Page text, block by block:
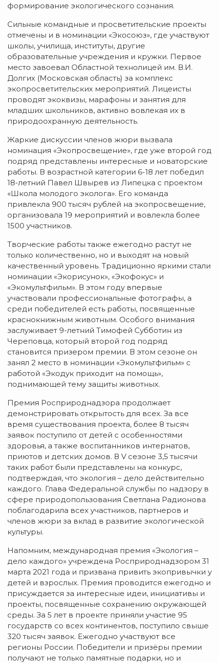
формирование экологического сознания.
Сильные командные и просветительские проекты
отмечены и в номинации «Экосоюз», где участвуют
школы, училища, институты, другие
образовательные учреждения и кружки. Первое
место завоевал Областной технолицей им. В.И.
Долгих (Московская область) за комплекс
экопросветительских мероприятий. Лицеисты
проводят экоквизы, марафоны и занятия для
младших школьников, активно вовлекая их в
природоохранную деятельность.
Жаркие дискуссии членов жюри вызвала
номинация «Экопросвещение», где уже второй год
подряд представлены интересные и новаторские
работы. В возрастной категории 6-18 лет победил
18-летний Павел Швырев из Липецка с проектом
«Школа молодого эколога». Его команда
привлекла 900 тысяч рублей на экопросвещение,
организовала 19 мероприятий и вовлекла более
1500 участников.
Творческие работы также ежегодно растут не
только количественно, но и выходят на новый
качественный уровень. Традиционно яркими стали
номинации «Экорисунок», «Экофокус» и
«Экомультфильм». В этом году впервые
участвовали профессиональные фотографы, а
среди победителей есть работы, посвященные
краснокнижным животным. Особого внимания
заслуживает 9-летний Тимофей Субботин из
Череповца, который второй год подряд
становится призером премии. В этом сезоне он
занял 2 место в номинации «Экомультфильм» с
работой «Экодук приходит на помощь»,
поднимающей тему защиты животных.
Премия Росприроднадзора продолжает
демонстрировать открытость для всех. За все
время существования проекта, более 8 тысяч
заявок поступило от детей с особенностями
здоровья, а также воспитанников интернатов,
приютов и детских домов. В V сезоне 3,5 тысячи
таких работ были представлены на конкурс,
подтверждая, что экология – дело действительно
каждого. Глава Федеральной службы по надзору в
сфере природопользования Светлана Радионова
поблагодарила всех участников, партнеров и
членов жюри за вклад в развитие экологической
культуры.
Напомним, международная премия «Экология –
дело каждого» учреждена Росприроднадзором 31
марта 2021 года и призвана привить экопривычки у
детей и взрослых. Премия проводится ежегодно и
присуждается за интересные идеи, инициативы и
проекты, посвященные сохранению окружающей
среды. За 5 лет в проекте приняли участие 95
государств со всех континентов, поступило свыше
320 тысяч заявок. Ежегодно участвуют все
регионы России. Победители и призёры премии
получают не только памятные подарки, но и